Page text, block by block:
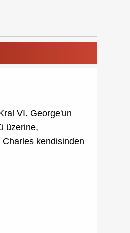
VI. George'un
üzerine,
kendisinden